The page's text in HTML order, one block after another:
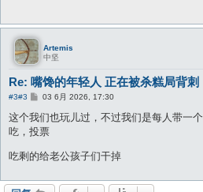
Artemis
中坚
Re: 嘴馋的年轻人 正在被杀糕局背刺
#3#3
帖
03 6月 2026, 17:30
这个我们也玩儿过，不过我们是每人带一
吃，投票
吃剩的给老公孩子们干掉